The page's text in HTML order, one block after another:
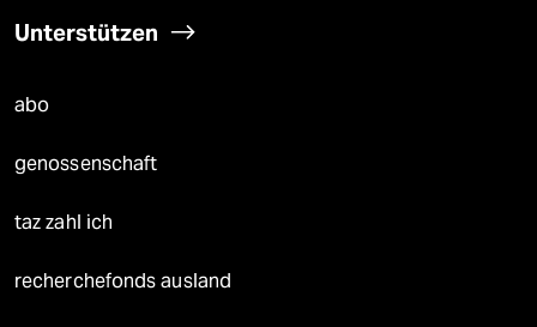
Unterstützen
abo
genossenschaft
taz zahl ich
recherchefonds ausland